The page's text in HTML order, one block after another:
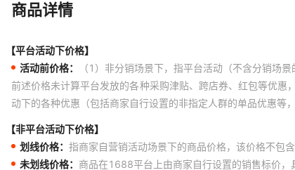
商品详情
【平台活动下价格】
活动前价格：
（1）非分销场景下，指平台活动（不含分销场
前述价格未计算平台发放的各种采购津贴、跨店券、红包等优
动下的各种优惠（包括商家自行设置的非指定人群的单品优惠等
【非平台活动下价格】
划线价格： 指商家自营销活动场景下的商品价格，该价格不包
未划线价格： 商品在1688平台上由商家自行设置的销售标价，